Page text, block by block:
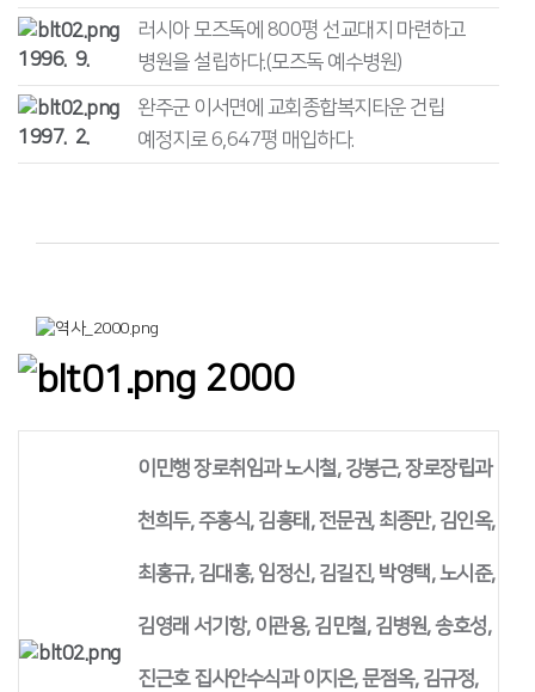
1996. 9.
러시아 모즈독에 800평 선교대지 마련하고
병원을 설립하다.(모즈독 예수병원)
1997. 2.
완주군 이서면에 교회종합복지타운 건립
예정지로 6,647평 매입하다.
2000
이민행 장로취임과 노시철, 강봉근, 장로장립과
천희두, 주홍식, 김흥태, 전문권, 최종만, 김인옥,
최홍규, 김대홍, 임정신, 김길진, 박영택, 노시준,
김영래 서기항, 이관용, 김민철, 김병원, 송호성,
진근호 집사안수식과 이지은, 문점옥, 김규정,